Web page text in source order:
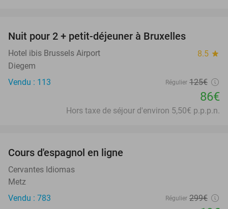
Nuit pour 2 + petit-déjeuner à Bruxelles
Hotel ibis Brussels Airport 8.5 star
Diegem
Vendu : 113
Régulier 125€
86€
Hors taxe de séjour d'environ 5,50€ p.p.p.n.
Cours d'espagnol en ligne
Cervantes Idiomas
Metz
Vendu : 783
Régulier 299€